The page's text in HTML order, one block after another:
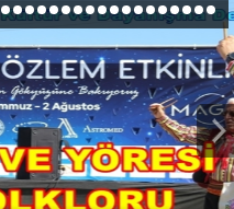
2122232425262728 2930313233343536373839